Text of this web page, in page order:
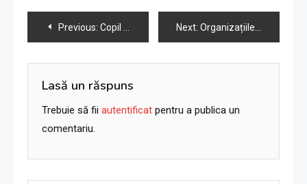
Navigare
în
articole
Previous: Copil israelian considerat mort este ținut în captivitate în Gaza, părinții află Next: Organizațiile israeliene pentru drepturile omului cer încetarea focului, eliberarea ostaticilor și soluții politice în conflict
Lasă un răspuns
Trebuie să fii autentificat pentru a publica un
comentariu.